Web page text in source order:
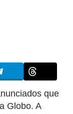
que
Globo. A